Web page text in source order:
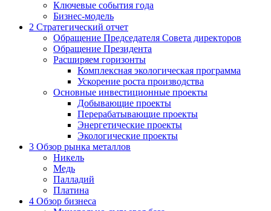
Ключевые события года
Бизнес-модель
2 Стратегический отчет
Обращение Председателя Совета директоров
Обращение Президента
Расширяем горизонты
Комплексная экологическая программа
Ускорение роста производства
Основные инвестиционные проекты
Добывающие проекты
Перерабатывающие проекты
Энергетические проекты
Экологические проекты
3 Обзор рынка металлов
Никель
Медь
Палладий
Платина
4 Обзор бизнеса